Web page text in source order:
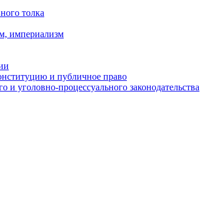
толка
империализм
и публичное право
уголовно-процессуального законодательства